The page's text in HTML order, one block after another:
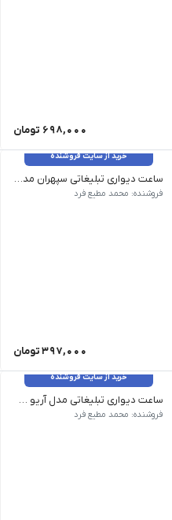
698,000 تومان
خرید از سایت فروشنده
ساعت دیواری تبلیغاتی سپهران مدل کیا وزن 1.2 کیلوگرم ابعاد 38 × 38 سانتی متر رنگ سفید, قهوه ای, نسکافه ای, مشکی تعداد در کارتن 10
فروشنده: محمد مطیع فرد
397,000تومان
خرید از سایت فروشنده
ساعت دیواری تبلیغاتی مدل آریو طلائی باچاپ وآرام گرد سپهران ابعاد 34 × 34 سانتی متر رنگ طلایی تعداد در کارتن 8
فروشنده: محمد مطیع فرد